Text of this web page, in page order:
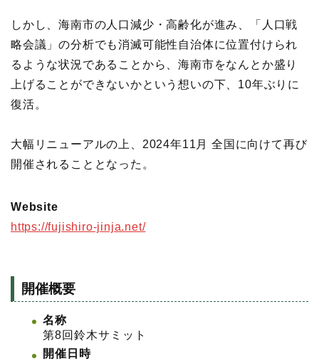
しかし、海南市の人口減少・高齢化が進み、「人口戦
略会議」の分析でも消滅可能性自治体に位置付けられ
るような状況であることから、海南市をなんとか盛り
上げることができないかという想いの下、10年ぶりに
復活。
大幅リニューアルの上、2024年11月 全国に向けて再び
開催されることとなった。
Website
https://fujishiro-jinja.net/
開催概要
名称
第8回鈴木サミット
開催日時